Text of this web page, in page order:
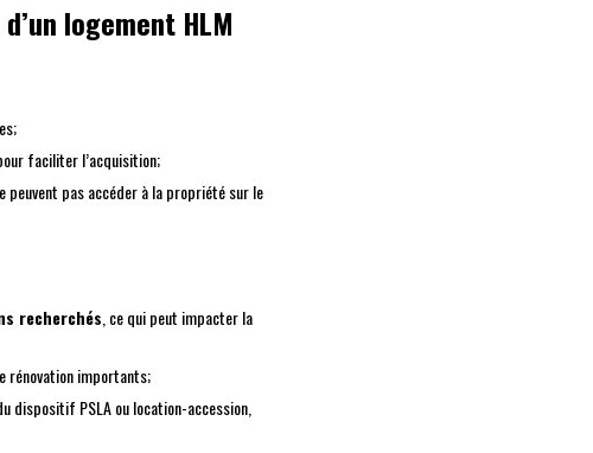
logement HLM
faciliter l’acquisition;
peuvent pas accéder à la propriété sur le
recherchés , ce qui peut impacter la
rénovation importants;
dispositif PSLA ou location-accession,